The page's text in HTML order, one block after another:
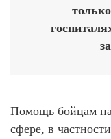
Помощь бойцам
сфере, в